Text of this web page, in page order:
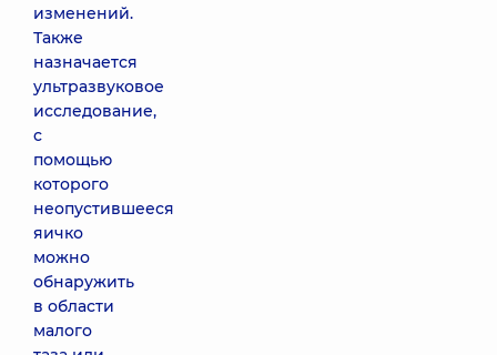
изменений.
Также
назначается
ультразвуковое
исследование,
с
помощью
которого
неопустившееся
яичко
можно
обнаружить
в области
малого